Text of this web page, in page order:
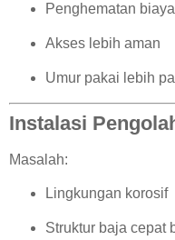
Penghematan
Akses lebih aman
Umur pakai lebih
Instalasi
Masalah:
Lingkungan korosif
Struktur baja cepat